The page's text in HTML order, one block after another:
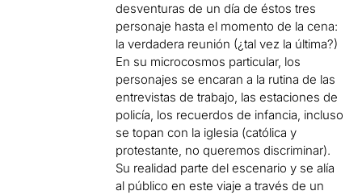
desventuras de un día de éstos tres
personaje hasta el momento de la cena:
la verdadera reunión (¿tal vez la última?)
En su microcosmos particular, los
personajes se encaran a la rutina de las
entrevistas de trabajo, las estaciones de
policía, los recuerdos de infancia, incluso
se topan con la iglesia (católica y
protestante, no queremos discriminar).
Su realidad parte del escenario y se alía
al público en este viaje a través de un